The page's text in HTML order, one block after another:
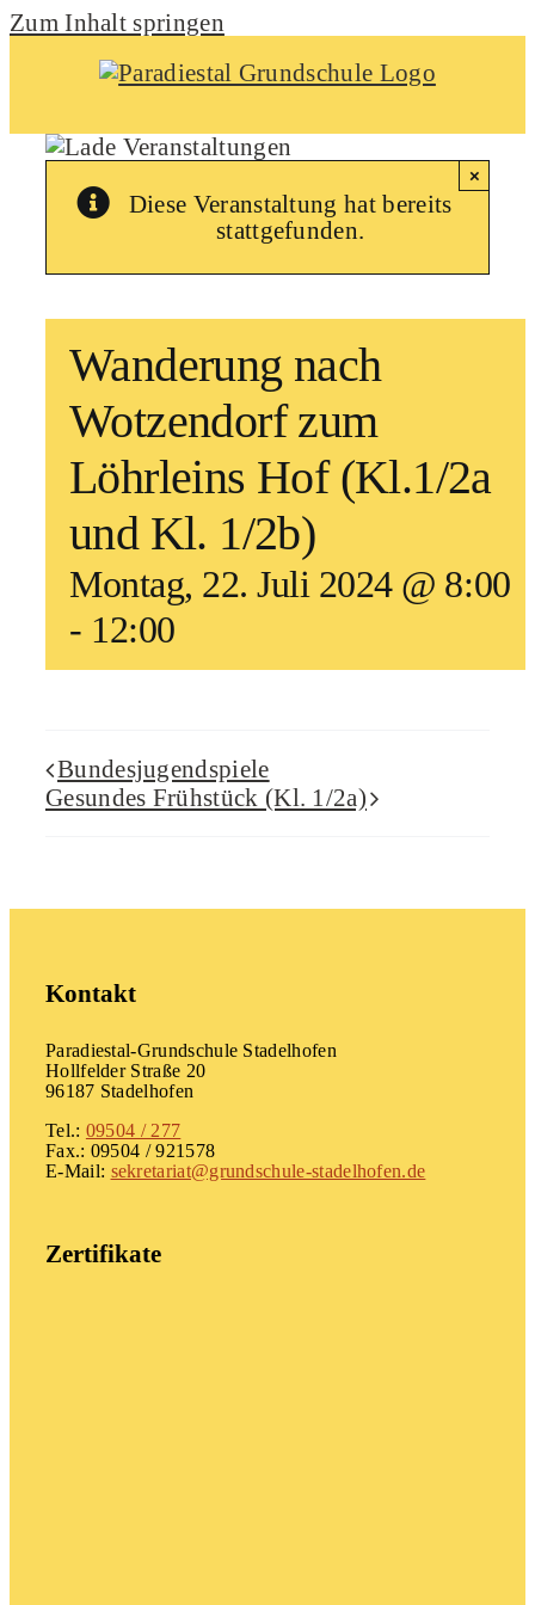
Zum Inhalt springen
Diese Veranstaltung hat bereits
stattgefunden.
×
Wanderung nach
Wotzendorf zum
Löhrleins Hof (Kl.1/2a
und Kl. 1/2b)
Montag, 22. Juli 2024 @ 8:00
- 12:00
Bundesjugendspiele
Gesundes Frühstück (Kl. 1/2a)
Kontakt
Paradiestal-Grundschule Stadelhofen
Hollfelder Straße 20
96187 Stadelhofen
Tel.: 09504 / 277
Fax.: 09504 / 921578
E-Mail: sekretariat@grundschule-stadelhofen.de
Zertifikate